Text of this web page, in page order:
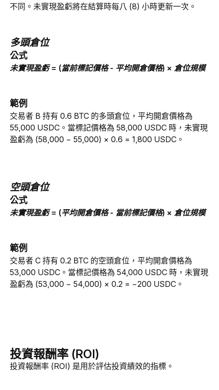
不同。未實現盈虧將在結算時每八 (8) 小時更新一次。
多頭倉位
公式
未實現盈虧 = (當前標記價格 - 平均開倉價格) × 倉位規模
範例
交易者 B 持有 0.6 BTC 的多頭倉位，平均開倉價格為
55,000 USDC。當標記價格為 58,000 USDC 時，未實現
盈虧為 (58,000 − 55,000) × 0.6 = 1,800 USDC。
空頭倉位
公式
未實現盈虧 = (平均開倉價格 - 當前標記價格) × 倉位規模
範例
交易者 C 持有 0.2 BTC 的空頭倉位，平均開倉價格為
53,000 USDC。當標記價格為 54,000 USDC 時，未實現
盈虧為 (53,000 − 54,000) × 0.2 = −200 USDC。
投資報酬率 (ROI)
投資報酬率 (ROI) 是用於評估投資績效的指標。